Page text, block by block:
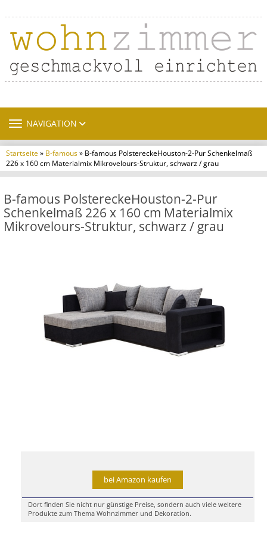
TOGGLE NAVIGATION
NAVIGATION
Startseite» B-famous» B-famous PolstereckeHouston-2-Pur Schenkelmaß
226 x 160 cm Materialmix Mikrovelours-Struktur, schwarz / grau
B-famous PolstereckeHouston-2-Pur
Schenkelmaß 226 x 160 cm Materialmix
Mikrovelours-Struktur, schwarz / grau
bei Amazon kaufen
Dort finden Sie nicht nur günstige Preise, sondern auch viele weitere
Produkte zum Thema Wohnzimmer und Dekoration.